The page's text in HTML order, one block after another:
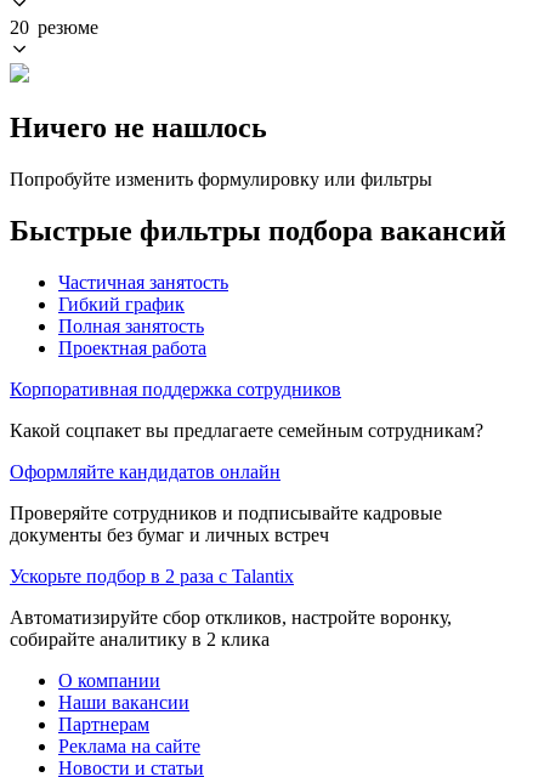
20 резюме
Ничего не нашлось
Попробуйте изменить формулировку или фильтры
Быстрые фильтры подбора вакансий
Частичная занятость
Гибкий график
Полная занятость
Проектная работа
Корпоративная поддержка сотрудников
Какой соцпакет вы предлагаете семейным сотрудникам?
Оформляйте кандидатов онлайн
Проверяйте сотрудников и подписывайте кадровые
документы без бумаг и личных встреч
Ускорьте подбор в 2 раза с Talantix
Автоматизируйте сбор откликов, настройте воронку,
собирайте аналитику в 2 клика
О компании
Наши вакансии
Партнерам
Реклама на сайте
Новости и статьи